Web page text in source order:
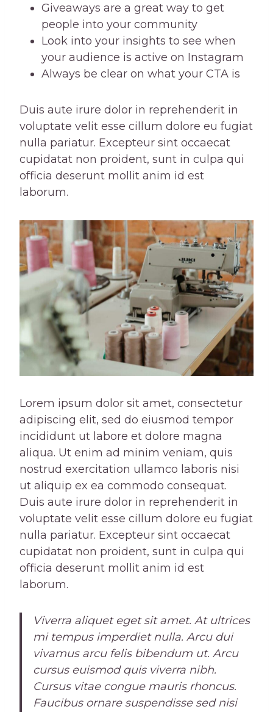
Giveaways are a great way to get
people into your community
Look into your insights to see when
your audience is active on Instagram
Always be clear on what your CTA is
Duis aute irure dolor in reprehenderit in
voluptate velit esse cillum dolore eu fugiat
nulla pariatur. Excepteur sint occaecat
cupidatat non proident, sunt in culpa qui
officia deserunt mollit anim id est
laborum.
Lorem ipsum dolor sit amet, consectetur
adipiscing elit, sed do eiusmod tempor
incididunt ut labore et dolore magna
aliqua. Ut enim ad minim veniam, quis
nostrud exercitation ullamco laboris nisi
ut aliquip ex ea commodo consequat.
Duis aute irure dolor in reprehenderit in
voluptate velit esse cillum dolore eu fugiat
nulla pariatur. Excepteur sint occaecat
cupidatat non proident, sunt in culpa qui
officia deserunt mollit anim id est
laborum.
Viverra aliquet eget sit amet. At ultrices
mi tempus imperdiet nulla. Arcu dui
vivamus arcu felis bibendum ut. Arcu
cursus euismod quis viverra nibh.
Cursus vitae congue mauris rhoncus.
Faucibus ornare suspendisse sed nisi